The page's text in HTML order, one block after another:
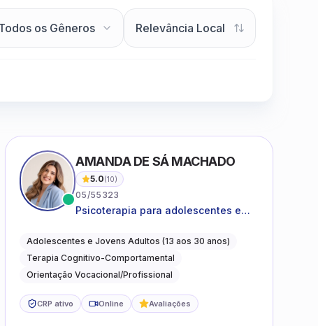
AMANDA DE SÁ MACHADO
5.0(10)
05/55323
Psicoterapia para adolescentes e
ansiedade, autoestima, relações e
orientação profissional
Adolescentes e Jovens Adultos (13 aos 30 anos)
Terapia Cognitivo-Comportamental
Orientação Vocacional/Profissional
CRP ativo Online Avaliações